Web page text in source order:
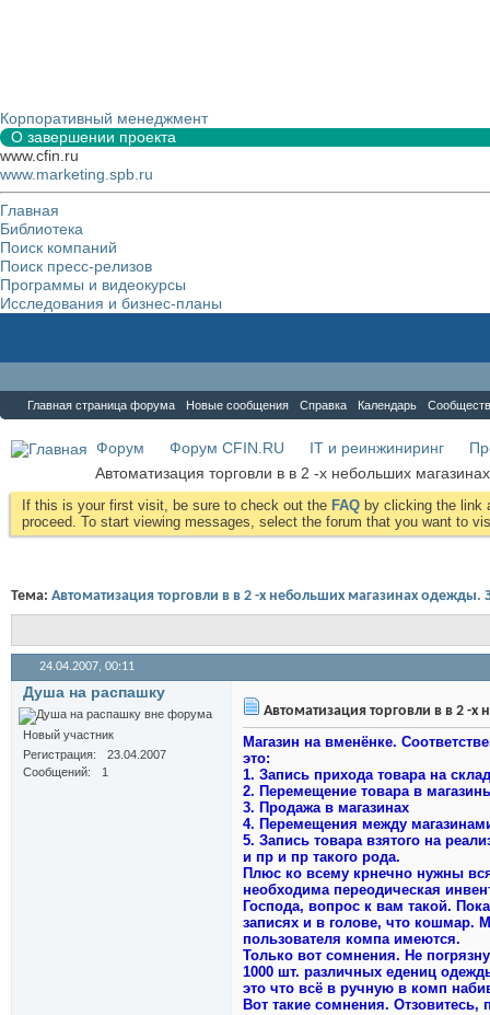
Корпоративный менеджмент
О завершении проекта
www.cfin.ru
www.marketing.spb.ru
Главная
Библиотека
Поиск компаний
Поиск пресс-релизов
Программы и видеокурсы
Исследования и бизнес-планы
Главная страница форума Новые сообщения Справка Календарь
Форум Форум CFIN.RU IT и реинжиниринг
Автоматизация торговли в в 2 -х небольших
If this is your first visit, be sure to check out the FAQ by clicking the link
proceed. To start viewing messages, select the forum that you want to
Тема: Автоматизация торговли в в 2 -х небольших магазинах одежды.
24.04.2007, 00:11
Душа на распашку
Новый участник
Регистрация
23.04.2007
Сообщений
1
Автоматизация торговли в в 2 -
Магазин на вменёнке.
это:
1. Запись прихода товара на
2. Перемещение товара в
3. Продажа в магазинах
4. Перемещения между
5. Запись товара взятого на
и пр и пр такого рода.
Плюс ко всему крнечно нужны
необходима переодическая
Господа, вопрос к вам такой.
записях и в голове, что кошмар.
пользователя компа имеются.
Только вот сомнения. Не
1000 шт. различных едениц
это что всё в ручную в комп
Вот такие сомнения. Отзовитесь,